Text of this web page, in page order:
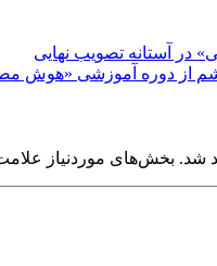
در آستانه تصویب نهایی
دوره آموزشی «هوش
شد. بخش‌های موردنیاز